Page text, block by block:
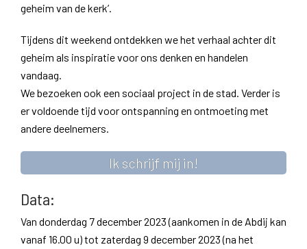
geheim van de kerk’.
Tijdens dit weekend ontdekken we het verhaal achter dit
geheim als inspiratie voor ons denken en handelen
vandaag.
We bezoeken ook een sociaal project in de stad. Verder is
er voldoende tijd voor ontspanning en ontmoeting met
andere deelnemers.
Ik schrijf mij in!
​Data:
Van donderdag 7 december 2023 (aankomen in de Abdij kan
vanaf 16.00 u) tot zaterdag 9 december 2023 (na het